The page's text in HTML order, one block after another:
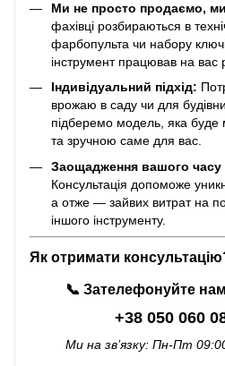
Ми не просто продаємо,
фахівці розбираються в
фарбопульта чи набору
інструмент працював на вас
Індивідуальний підхід:
врожаю в саду чи для
підберемо модель, яка
та зручною саме для вас.
Заощадження вашого часу
Консультація допоможе
а отже — зайвих витрат на
іншого інструменту.
Як отримати
📞 Зателефонуйте
+38 050 060
Ми на зв’язку: Пн-Пт